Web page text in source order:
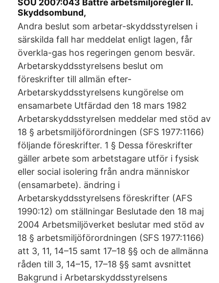
SOU 2007:043 Bättre arbetsmiljöregler II.
Skyddsombund,
Andra beslut som arbetar-skyddsstyrelsen i
särskilda fall har meddelat enligt lagen, får
överkla-gas hos regeringen genom besvär.
Arbetarskyddsstyrelsens beslut om
föreskrifter till allmän efter-
Arbetarskyddsstyrelsens kungörelse om
ensamarbete Utfärdad den 18 mars 1982
Arbetarskyddsstyrelsen meddelar med stöd av
18 § arbetsmiljöförordningen (SFS 1977:1166)
följande föreskrifter. 1 § Dessa föreskrifter
gäller arbete som arbetstagare utför i fysisk
eller social isolering från andra människor
(ensamarbete). ändring i
Arbetarskyddsstyrelsens föreskrifter (AFS
1990:12) om ställningar Beslutade den 18 maj
2004 Arbetsmiljöverket beslutar med stöd av
18 § arbetsmiljöförordningen (SFS 1977:1166)
att 3, 11, 14–15 samt 17–18 §§ och de allmänna
råden till 3, 14–15, 17–18 §§ samt avsnittet
Bakgrund i Arbetarskyddsstyrelsens